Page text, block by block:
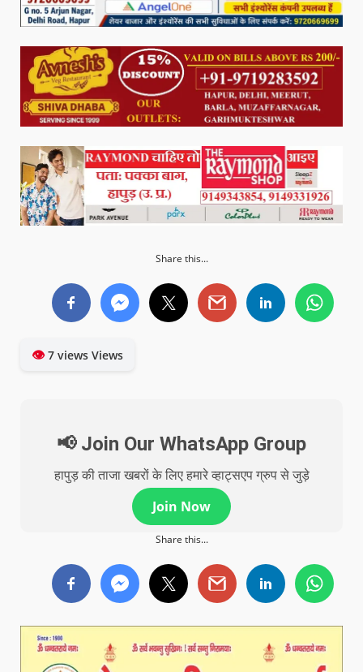
Share this...
👁7 views Views
📢 Join Our WhatsApp Group
हापुड़ की ताजा खबरों के लिए हमारे व्हाट्सएप ग्रुप से जुड़े
Join Now
Share this...